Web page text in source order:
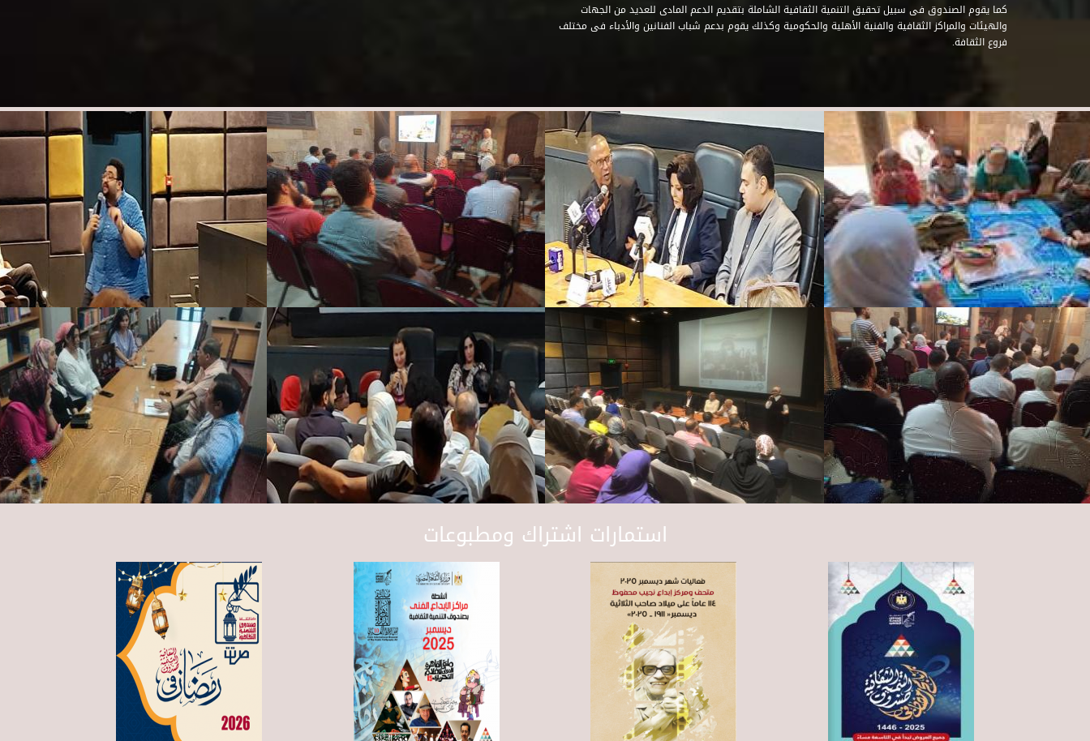
كما يقوم الصندوق فى سبيل تحقيق التنمية الثقافية الشاملة بتقديم الدعم المادى للعديد من الجهات
والهيئات والمراكز الثقافية والفنية الأهلية والحكومية وكذلك يقوم بدعم شباب الفنانين والأدباء فى مختلف
فروع الثقافة.
استمارات اشتراك ومطبوعات